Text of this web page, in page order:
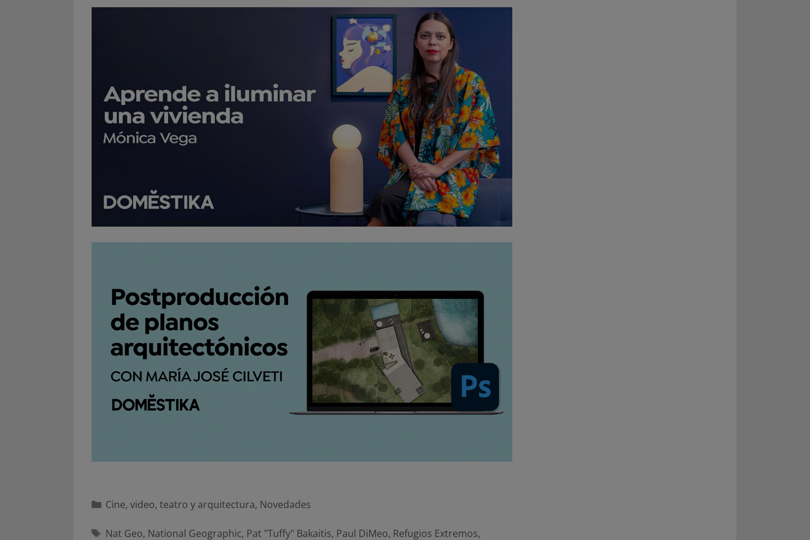
Categorías
Cine, video, teatro y arquitectura, Novedades
Etiquetas
Nat Geo, National Geographic, Pat "Tuffy" Bakaitis, Paul DiMeo, Refugios Extremos,